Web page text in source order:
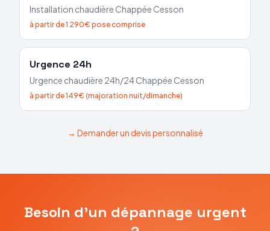
Installation chaudière Chappée Cesson
à partir de 1 290€ pose comprise
Urgence 24h
Urgence chaudière 24h/24Chappée Cesson
à partir de 149€ (majoration nuit/dimanche)
→ Demander un devis personnalisé
Besoin d'un dépannage urgent